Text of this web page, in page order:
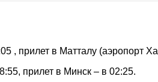
, прилет в Матталу (аэропорт
прилет в Минск – в 02:25.